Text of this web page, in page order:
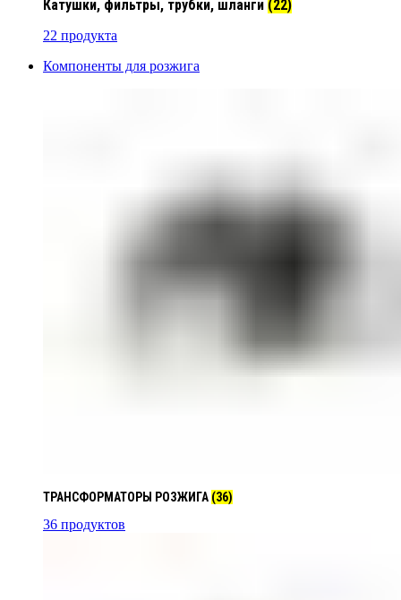
Катушки, фильтры, трубки, шланги (22)
22 продукта
Компоненты для розжига
ТРАНСФОРМАТОРЫ РОЗЖИГА (36)
36 продуктов